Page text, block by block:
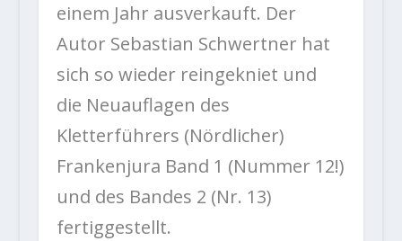
einem Jahr ausverkauft. Der
Autor Sebastian Schwertner hat
sich so wieder reingekniet und
die Neuauflagen des
Kletterführers (Nördlicher)
Frankenjura Band 1 (Nummer 12!)
und des Bandes 2 (Nr. 13)
fertiggestellt.